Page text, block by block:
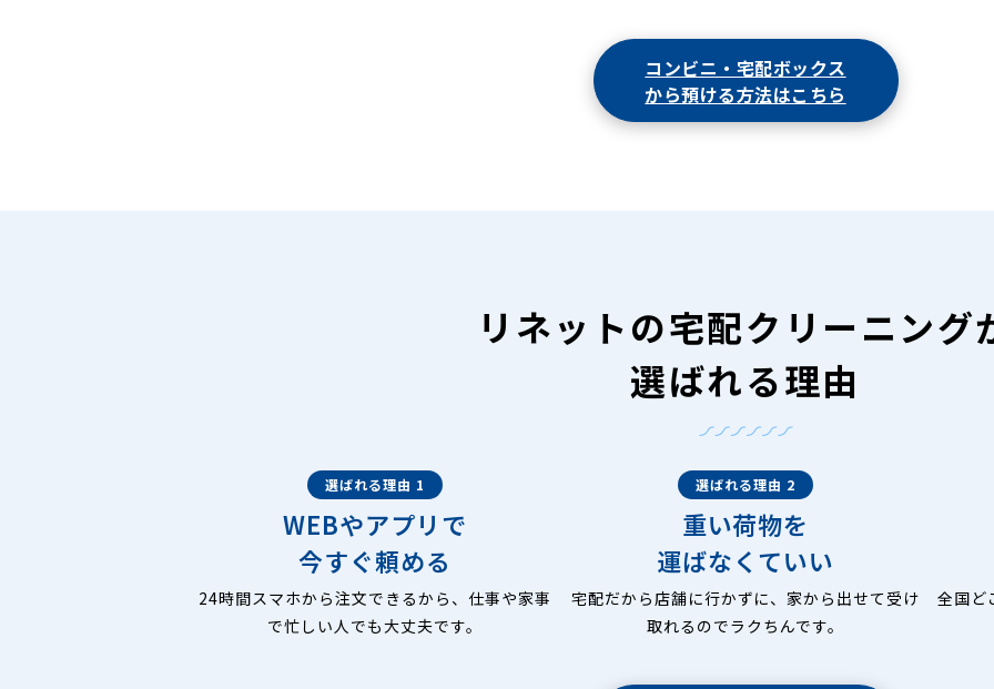
コンビニ・宅配ボックス
から預ける方法はこちら
リネットの宅配クリーニング
選ばれる理由
選ばれる理由 1
WEBやアプリで
今すぐ頼める
24時間スマホから注文できるから、仕事や家事
で忙しい人でも大丈夫です。
選ばれる理由 2
重い荷物を
運ばなくていい
宅配だから店舗に行かずに、家から出せて受け
取れるのでラクちんです。
全国ど